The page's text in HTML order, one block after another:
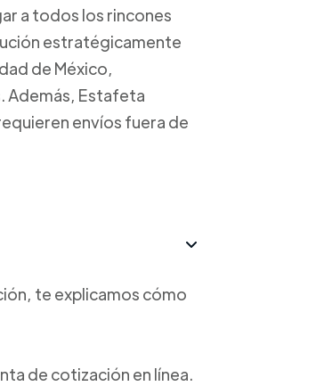
a todos los rincones
estratégicamente
de México,
Además, Estafeta
envíos fuera de
te explicamos cómo
de cotización en línea.